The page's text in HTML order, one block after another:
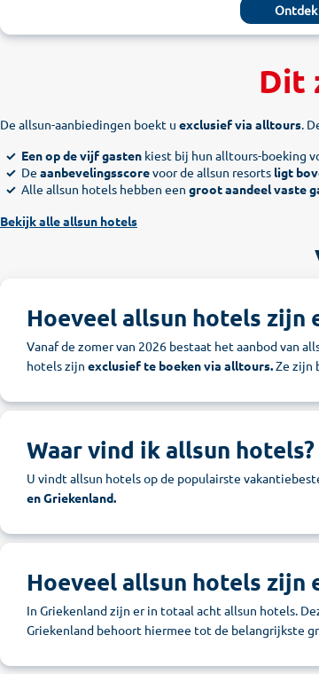
Ontdek
Dit
De allsun-aanbiedingen boekt u exclusief via alltours .
Een op de vijf gasten kiest bij hun alltours-boeking
De aanbevelingsscorevoor de allsun resorts ligt
Alle allsun hotels hebben een groot aandeel vaste
Bekijk alle allsun hotels
Hoeveel allsun hotels zijn
Vanaf de zomer van 2026 bestaat het aanbod van
hotels zijn exclusief te boeken via alltours.Ze zijn
Waar vind ik allsun hotels?
U vindt allsun hotels op de populairste
en Griekenland.
Hoeveel allsun hotels zijn
In Griekenland zijn er in totaal acht allsun hotels.
Griekenland behoort hiermee tot de belangrijkste